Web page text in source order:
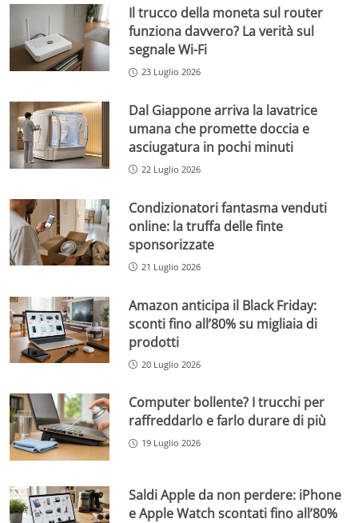
Il trucco della moneta sul router
funziona davvero? La verità sul
segnale Wi-Fi
23 Luglio 2026
Dal Giappone arriva la lavatrice
umana che promette doccia e
asciugatura in pochi minuti
22 Luglio 2026
Condizionatori fantasma venduti
online: la truffa delle finte
sponsorizzate
21 Luglio 2026
Amazon anticipa il Black Friday:
sconti fino all’80% su migliaia di
prodotti
20 Luglio 2026
Computer bollente? I trucchi per
raffreddarlo e farlo durare di più
19 Luglio 2026
Saldi Apple da non perdere: iPhone
e Apple Watch scontati fino all’80%